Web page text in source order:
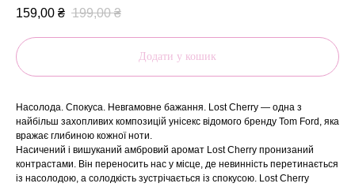
159,00 ₴ 199,00 ₴
Додати у кошик
Насолода. Спокуса. Невгамовне бажання. Lost Cherry — одна з
найбільш захопливих композицій унісекс відомого бренду Tom Ford, яка
вражає глибиною кожної ноти.
Насичений і вишуканий амбровий аромат Lost Cherry пронизаний
контрастами. Він переносить нас у місце, де невинність перетинається
із насолодою, а солодкість зустрічається із спокусою. Lost Cherry